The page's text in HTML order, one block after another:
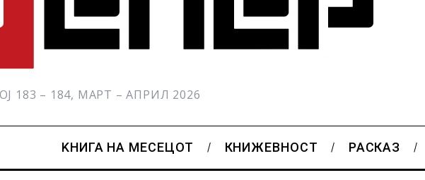
183 – 184, МАРТ – АПРИЛ 2026
KНИГА НА МЕСЕЦОТ КНИЖЕВНОСТ РАСКАЗ